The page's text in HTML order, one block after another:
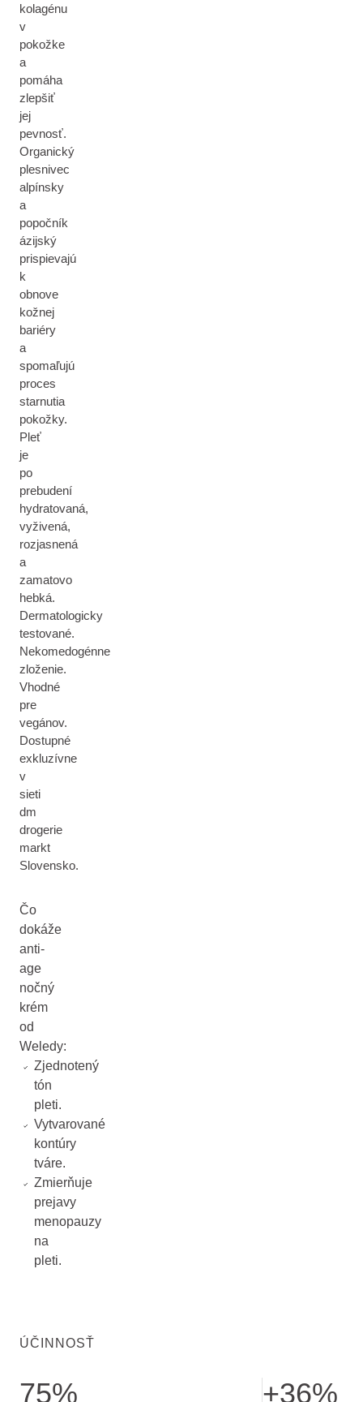
kolagénu
v
pokožke
a
pomáha
zlepšiť
jej
pevnosť.
Organický
plesnivec
alpínsky
a
popočník
ázijský
prispievajú
k
obnove
kožnej
bariéry
a
spomaľujú
proces
starnutia
pokožky.
Pleť
je
po
prebudení
hydratovaná,
vyživená,
rozjasnená
a
zamatovo
hebká.
Dermatologicky
testované.
Nekomedogénne
zloženie.
Vhodné
pre
vegánov.
Dostupné
exkluzívne
v
sieti
dm
drogerie
markt
Slovensko.
Čo
dokáže
anti-
age
nočný
krém
od
Weledy:
Zjednotený
tón
pleti.
Vytvarované
kontúry
tváre.
Zmierňuje
prejavy
menopauzy
na
pleti.
ÚČINNOSŤ
75% +36%